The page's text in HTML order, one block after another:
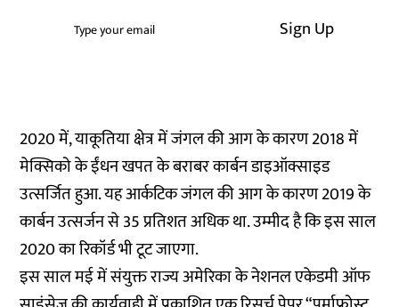
Sign Up
2020 में, याकूतिया क्षेत्र में जंगल की आग के कारण 2018 में
मेक्सिको के ईंधन खपत के बराबर कार्बन डाइऑक्साइड
उत्सर्जित हुआ. यह आर्कटिक जंगल की आग के कारण 2019 के
कार्बन उत्सर्जन से 35 प्रतिशत अधिक था. उम्मीद है कि इस साल
2020 का रिकॉर्ड भी टूट जाएगा.
इस साल मई में संयुक्त राज्य अमेरिका के नेशनल एकेडमी ऑफ